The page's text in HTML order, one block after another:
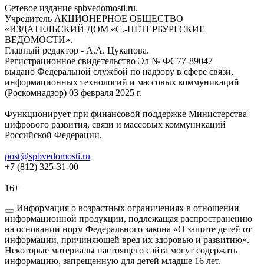
Сетевое издание spbvedomosti.ru.
Учредитель АКЦИОНЕРНОЕ ОБЩЕСТВО
«ИЗДАТЕЛЬСКИЙ ДОМ «С.-ПЕТЕРБУРГСКИЕ
ВЕДОМОСТИ».
Главный редактор - А.А. Цуканова.
Регистрационное свидетельство Эл № ФС77-89047
выдано Федеральной службой по надзору в сфере связи,
информационных технологий и массовых коммуникаций
(Роскомнадзор) 03 февраля 2025 г.
Функционирует при финансовой поддержке Министерства
цифрового развития, связи и массовых коммуникаций
Российской Федерации.
post@spbvedomosti.ru
+7 (812) 325-31-00
16+
Информация о возрастных ограничениях в отношении
информационной продукции, подлежащая распространению
на основании норм Федерального закона «О защите детей от
информации, причиняющей вред их здоровью и развитию».
Некоторые материалы настоящего сайта могут содержать
информацию, запрещенную для детей младше 16 лет.